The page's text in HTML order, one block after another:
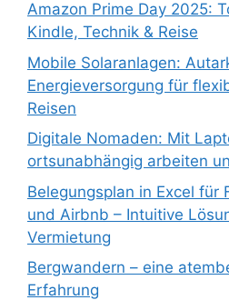
Amazon Prime Day 2025:
Kindle, Technik & Reise
Mobile Solaranlagen:
Energieversorgung für
Reisen
Digitale Nomaden: Mit
ortsunabhängig arbeiten
Belegungsplan in Excel für
und Airbnb – Intuitive
Vermietung
Bergwandern – eine
Erfahrung